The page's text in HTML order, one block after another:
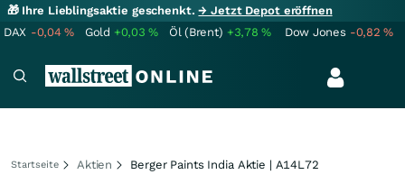
🎁 Ihre Lieblingsaktie geschenkt.→ Jetzt Depot eröffnen
DAX -0,04% Gold +0,03% Öl (Brent) +3,78% Dow Jones -0,82%
Startseite Aktien Berger Paints India Aktie | A14L72